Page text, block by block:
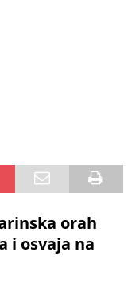
orah
i osvaja na